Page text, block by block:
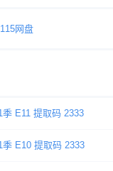
115网盘
E11 提取码 2333
E10 提取码 2333